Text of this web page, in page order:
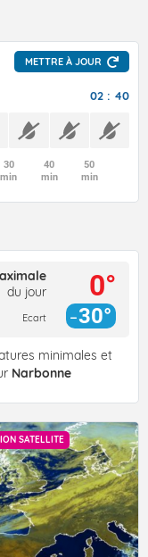
METTRE À JOUR
02 : 40
30
min
40
min
50
min
du jour
Ecart
0°
30°
minimales et
Narbonne
SATELLITE